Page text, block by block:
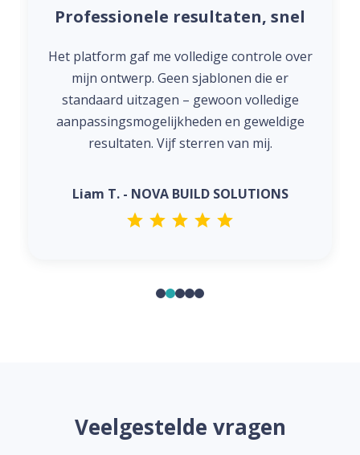
Professionele resultaten, snel
Het platform gaf me volledige controle over
mijn ontwerp. Geen sjablonen die er
standaard uitzagen – gewoon volledige
aanpassingsmogelijkheden en geweldige
resultaten. Vijf sterren van mij.
Liam T. - NOVA BUILD SOLUTIONS
Veelgestelde vragen